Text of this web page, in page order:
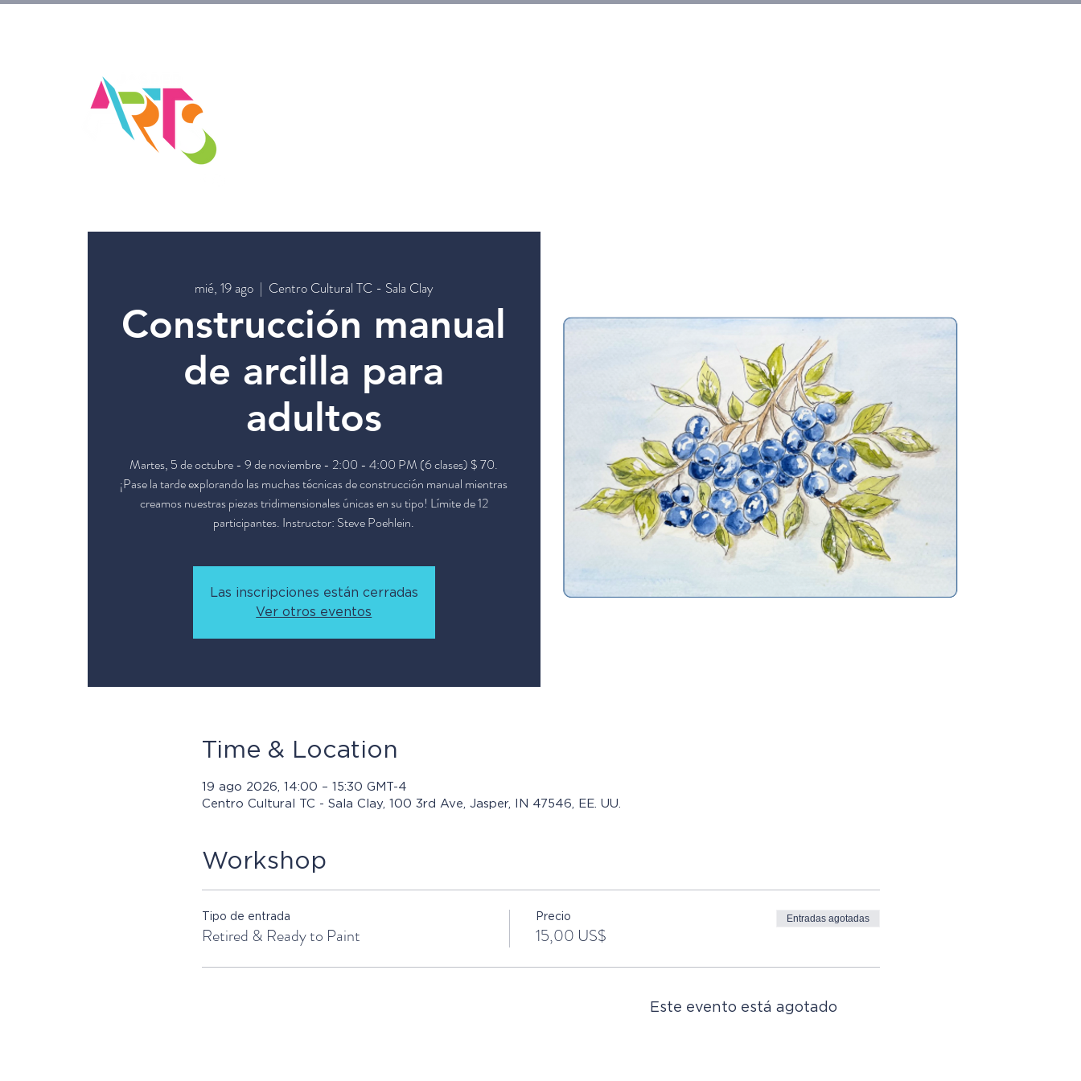
mié, 19 ago
  |
Centro Cultural TC - Sala Clay
Construcción manual
de arcilla para
adultos
Martes, 5 de octubre - 9 de noviembre - 2:00 - 4:00 PM (6 clases) $ 70.
¡Pase la tarde explorando las muchas técnicas de construcción manual mientras
creamos nuestras piezas tridimensionales únicas en su tipo! Límite de 12
participantes. Instructor: Steve Poehlein.
Las inscripciones están cerradas
Ver otros eventos
Time & Location
19 ago 2026, 14:00 – 15:30 GMT-4
Centro Cultural TC - Sala Clay, 100 3rd Ave, Jasper, IN 47546, EE. UU.
Workshop
Tipo de entrada
Retired & Ready to Paint
Precio
15,00 US$
Entradas agotadas
Este evento está agotado